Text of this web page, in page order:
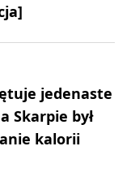
jedenaste
Skarpie był
kalorii